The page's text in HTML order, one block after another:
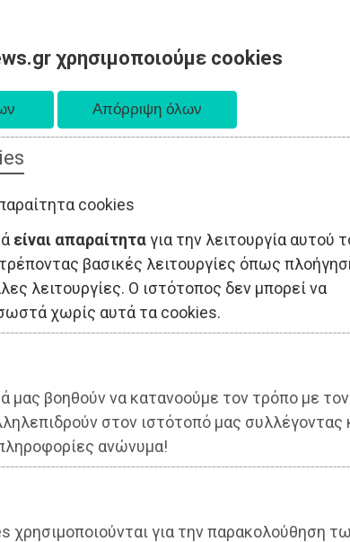
χρησιμοποιούμε cookies
cookies
είναι απαραίτηταγια την λειτουργία αυτού
βασικές λειτουργίες όπως
λειτουργίες. Ο ιστότοπος δεν μπορεί να
χωρίς αυτά τα cookies.
μας βοηθούν να κατανοούμε τον τρόπο με τον
στον ιστότοπό μας συλλέγοντας
ανώνυμα!
χρησιμοποιούνται για την παρακολούθηση